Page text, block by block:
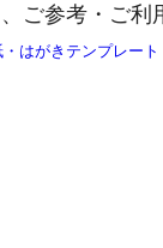
ご参考・ご利
・はがきテンプレ